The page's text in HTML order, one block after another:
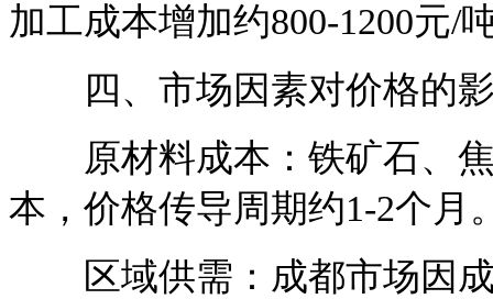
加工成本增加约800-1200元/
四、市场因素对价格的
原材料成本：铁矿石、焦
本，价格传导周期约1-2个月
区域供需：成都市场因成